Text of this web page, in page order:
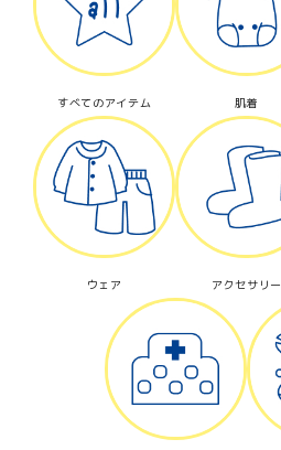
すべてのアイテム 肌着
ウェア アクセサリー